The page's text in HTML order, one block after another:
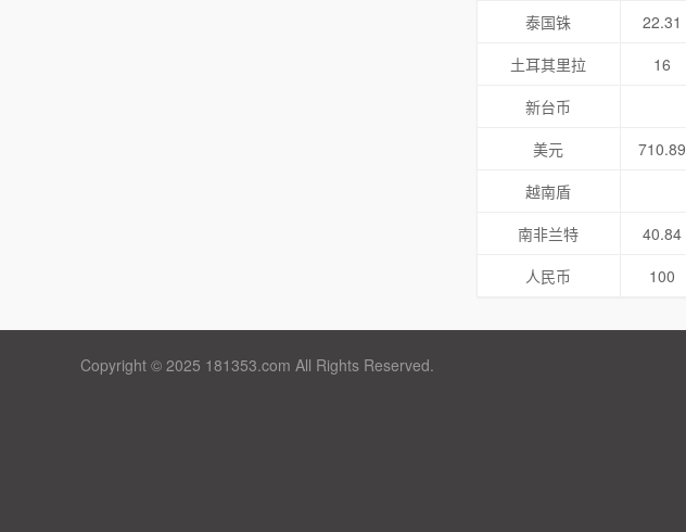
泰国铢
22.31
土耳其里拉
16
新台币
美元
710.89
越南盾
南非兰特
40.84
人民币
100
Copyright © 2025 181353.com All Rights Reserved.